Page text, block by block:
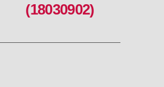
(18030902)